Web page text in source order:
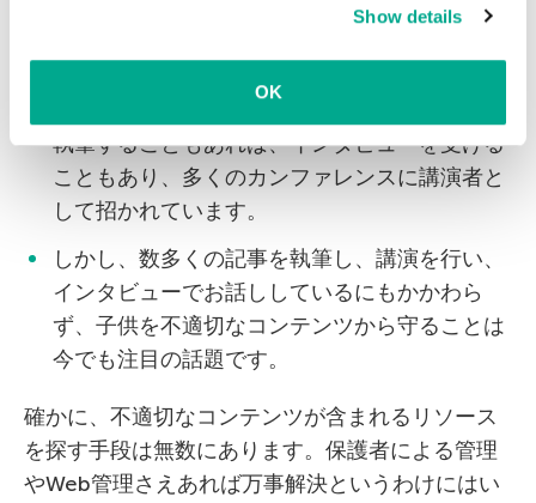
Show details
OK
執筆することもあれば、インタビューを受ける
こともあり、多くのカンファレンスに講演者と
して招かれています。
しかし、数多くの記事を執筆し、講演を行い、
インタビューでお話ししているにもかかわら
ず、子供を不適切なコンテンツから守ることは
今でも注目の話題です。
確かに、不適切なコンテンツが含まれるリソース
を探す手段は無数にあります。保護者による管理
やWeb管理さえあれば万事解決というわけにはい